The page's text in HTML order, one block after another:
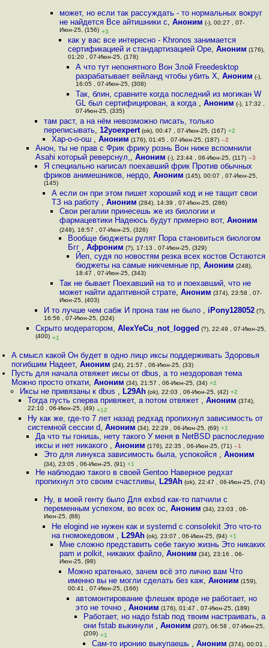
может, но если так рассуждать - то нормальных вокруг
не найдется Все айтишники с,Аноним (-), 00:27 , 07-
Июн-25, (156) +3
как у вас все интересно - Khronos занимается
сертификацией и стандартизацией Ope, Аноним (176),
01:20 , 07-Июн-25, (178)
А что тут непонятного Вон Злой Freedesktop
разрабатывает вейланд чтобы убить Х, Аноним (-),
16:05 , 07-Июн-25, (308)
Так, блин, сравните когда последний из могикан W
GL был сертифицирован, а когда , Аноним (-), 17:32 ,
07-Июн-25, (335)
там раст, а на нём невозможно писать, только
переписывать, 12yoexpert(ok), 00:47 , 07-Июн-25, (167) +2
Хар-о-о-ош , Аноним (176), 01:45 , 07-Июн-25, (187) –2
Анон, ты не прав с Фрик фрику рознь Вон ниже вспомнили
Asahi который реверснул,,Аноним (-), 23:44 , 06-Июн-25, (117) –3
Я специально написал поехавший фрик Против обычных
фриков анимешников, нердо, Аноним (145), 00:07 , 07-Июн-25,
(145)
А если он при этом пишет хороший код и не тащит свои
ТЗ на работу , Аноним (284), 14:39 , 07-Июн-25, (286)
Свои регалии принесешь же из биологии и
фармацевтики Надеюсь будут примерно вот,Аноним
(248), 16:57 , 07-Июн-25, (326)
Вообще бюджеты рулят Пора становиться биологом
Бгг , Афроним (?), 17:13 , 07-Июн-25, (329)
Йеп, судя по новостям резка всех костов Остаются
бюджеты на самые никчемные пр, Аноним (248),
18:47 , 07-Июн-25, (343)
Так не бывает Поехавший на то и поехавший, что не
может найти адаптивной страте,Аноним (374), 23:58 , 07-
Июн-25, (403)
И то лучше чем сабж И прона там не было , iPony128052(?),
16:56 , 07-Июн-25, (324)
Скрыто модератором,AlexYeCu_not_logged (?), 22:49 , 07-Июн-25,
(400) +1
А смысл какой Он будет в одно лицо иксы поддерживать Здоровья
погибшим Надеет,Аноним (24), 21:57 , 06-Июн-25, (33)
Пусть для начала отвяжет иксы от dbus, а то нездоровая тема
Можно просто откати,Аноним (34), 21:57 , 06-Июн-25, (34) +2
Иксы не привязаны к dbus , L29Ah(ok), 22:03 , 06-Июн-25, (42) +2
Тогда пусть сперва привяжет, а потом отвяжет , Аноним (374),
22:10 , 06-Июн-25, (49) +12
Ну как же, где-то 7 лет назад редхад пропихнул зависимость от
системной сессии d, Аноним (34), 22:29 , 06-Июн-25, (69) +1
Да что ты гонишь, нету такого У меня в NetBSD распоследние
иксы и нет никакого ,Аноним (176), 22:35 , 06-Июн-25, (71) –1
Это для линукса зависимость была, успокойся , Аноним
(34), 23:05 , 06-Июн-25, (91) +1
Не наблюдаю такого в своей Gentoo Наверное редхат
пропихнул это своим счастливы, L29Ah (ok), 22:47 , 06-Июн-25, (74)
Ну, в моей генту было Для exbsd как-то патчили с
переменным успехом, во всех ос, Аноним (34), 23:03 , 06-
Июн-25, (88)
Не elogind не нужен как и systemd с consolekit Это что-то
на гномокедовом , L29Ah(ok), 23:07 , 06-Июн-25, (94) +1
Мне сложно представить себе такую жизнь Это никаких
pam и polkit, никаких файло,Аноним (34), 23:16 , 06-
Июн-25, (98)
Можно кратенько, зачем всё это лично вам Что
именно вы не могли сделать без каж, Аноним (159),
00:41 , 07-Июн-25, (166)
автомонтирование флешек вроде не работает, но
это не точно , Аноним (176), 01:47 , 07-Июн-25, (189)
Работает, но надо fstab под твоим настраивать, а
они fstab выкинули ,Аноним (207), 06:58 , 07-Июн-25,
(209) +1
Сам-то иронию выкупаешь , Аноним (374), 00:01 ,